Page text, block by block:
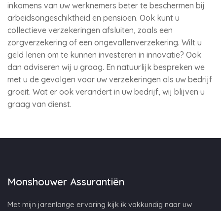
inkomens van uw werknemers beter te beschermen bij
arbeidsongeschiktheid en pensioen. Ook kunt u
collectieve verzekeringen afsluiten, zoals een
zorgverzekering of een ongevallenverzekering. Wilt u
geld lenen om te kunnen investeren in innovatie? Ook
dan adviseren wij u graag. En natuurlijk bespreken we
met u de gevolgen voor uw verzekeringen als uw bedrijf
groeit. Wat er ook verandert in uw bedrijf, wij blijven u
graag van dienst.
Monshouwer Assurantiën
Met mijn jarenlange ervaring kijk ik vakkundig naar uw